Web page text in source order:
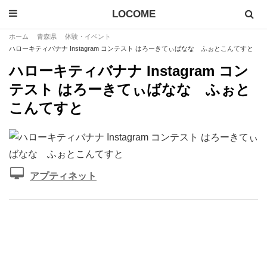
LOCOME
ホーム 青森県
体験・イベント
ハローキティバナナ Instagram コンテスト はろーきてぃばなな ふぉとこんてすと
ハローキティバナナ Instagram コン
テスト はろーきてぃばなな ふぉと
こんてすと
アプティネット